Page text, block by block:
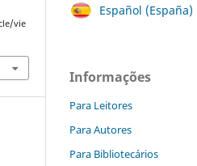
vie
Español (España)
Informações
Para Leitores
Para Autores
Para Bibliotecários